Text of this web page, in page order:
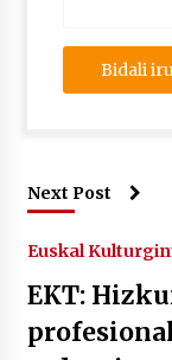
Next Post
Euskal
EKT: